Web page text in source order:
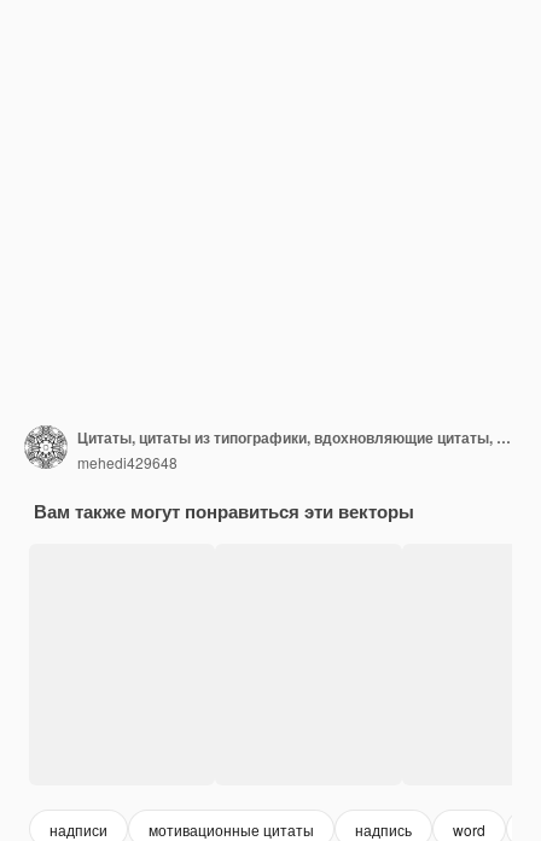
Цитаты, цитаты из типографики, вдохновляющие цитаты, позитивные цитаты, цитаты из каллиграфии
mehedi429648
Вам также могут понравиться эти векторы
надписи мотивационные цитаты надпись word